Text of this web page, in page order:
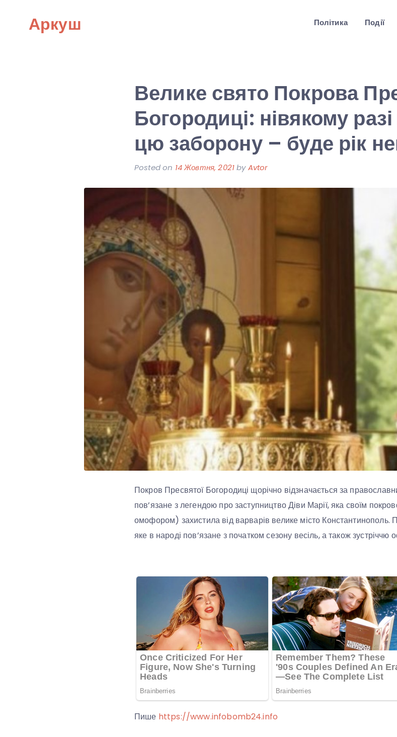
Аркуш Політика Події
Велике свято Покрова
Богородиці: нівякому
цю заборону – буде рік
Posted on 14 Жовтня, 2021byAvtor
Покров Пресвятої Богородиці щорічно відзначається за
пов’язане з легендою про заступництво Діви Марії, яка своїм
омофором) захистила від варварів велике місто Константинополь.
яке в народі пов’язане з початком сезону весіль, а також зустріччю
Пише https://www.infobomb24.info